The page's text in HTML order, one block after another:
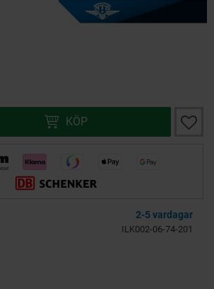
KÖP Lägg
2-5 vardagar
ILK002-06-74-201